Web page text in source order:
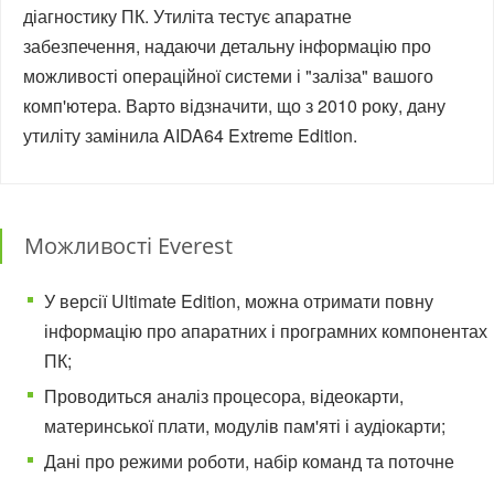
діагностику ПК. Утиліта тестує апаратне
забезпечення, надаючи детальну інформацію про
можливості операційної системи і "заліза" вашого
комп'ютера. Варто відзначити, що з 2010 року, дану
утиліту замінила AIDA64 Extreme Edition.
Можливості Everest
У версії Ultimate Edition, можна отримати повну
інформацію про апаратних і програмних компонентах
ПК;
Проводиться аналіз процесора, відеокарти,
материнської плати, модулів пам'яті і аудіокарти;
Дані про режими роботи, набір команд та поточне